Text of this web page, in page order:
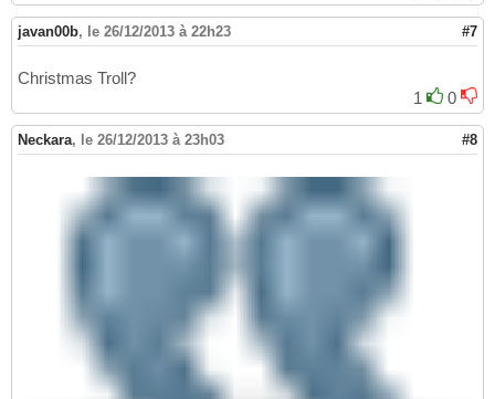
javan00b, le 26/12/2013 à 22h23 #7
Christmas Troll?
1
0
Neckara, le 26/12/2013 à 23h03 #8